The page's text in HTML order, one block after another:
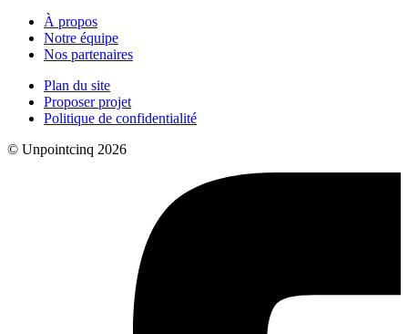
À propos
Notre équipe
Nos partenaires
Plan du site
Proposer projet
Politique de confidentialité
© Unpointcinq 2026